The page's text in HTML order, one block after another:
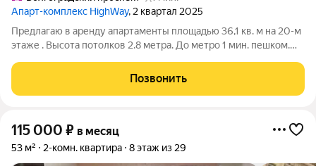
Апарт-комплекс HighWay, 2 квартал 2025
Предлагаю в аренду апартаменты площадью 36,1 кв. м на 20-м
этаже . Высота потолков 2.8 метра. До метро 1 мин. пешком.
машин, круглосуточная охрана, видеонаблюдение территории.
Доступ по цифровым
Позвонить
115 000 ₽ в месяц
53 м² 2-комн. квартира 8 этаж из 29